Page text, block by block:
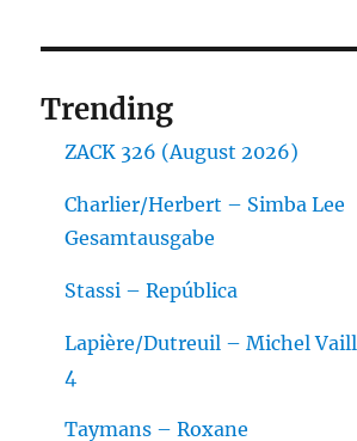
Trending
ZACK 326 (August 2026)
Charlier/Herbert – Simba Lee
Gesamtausgabe
Stassi – República
Lapière/Dutreuil – Michel
4
Taymans – Roxane